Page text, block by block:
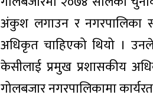
अंकुश लगाउन र नगरपालिका
अधिकृत चाहिएको थियो ।
केसीलाई प्रमुख प्रशासकीय
गोलबजार नगरपालिकामा